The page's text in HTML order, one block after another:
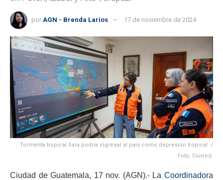
por AGN - Brenda Larios 17 de noviembre de 2024
Tormenta tropical Sara podría ingresar al país como depresión tropical. /
Foto: Conred.
Ciudad de Guatemala, 17 nov. (AGN).- La Coordinadora